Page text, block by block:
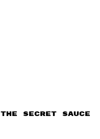
THE SECRET SAUCE​